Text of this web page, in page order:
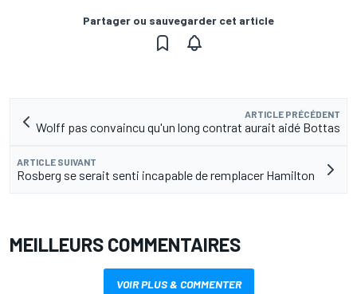
Partager ou sauvegarder cet article
ARTICLE PRÉCÉDENT
Wolff pas convaincu qu'un long contrat aurait aidé Bottas
ARTICLE SUIVANT
Rosberg se serait senti incapable de remplacer Hamilton
MEILLEURS COMMENTAIRES
VOIR PLUS & COMMENTER